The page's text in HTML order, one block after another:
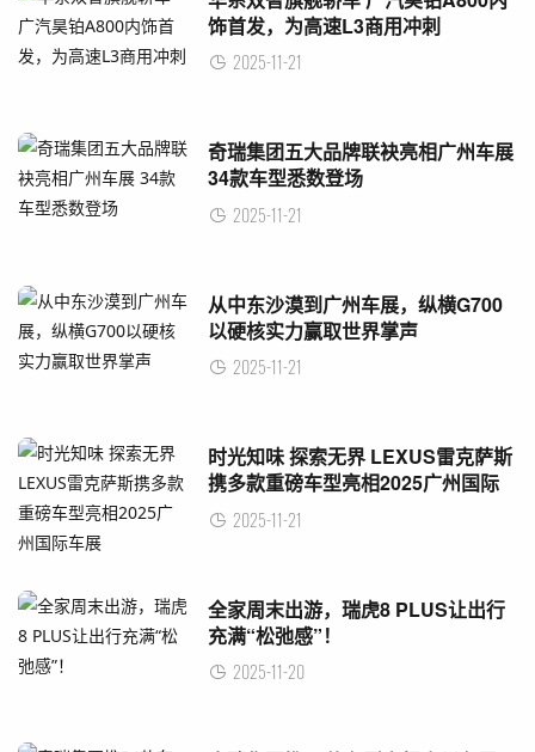
饰首发，为高速L3商用冲刺
2025-11-21
奇瑞集团五大品牌联袂亮相广州车展
34款车型悉数登场
2025-11-21
从中东沙漠到广州车展，纵横G700
以硬核实力赢取世界掌声
2025-11-21
时光知味 探索无界 LEXUS雷克萨斯
携多款重磅车型亮相2025广州国际
车展2025-11-21
全家周末出游，瑞虎8 PLUS让出行
充满“松弛感”！
2025-11-20